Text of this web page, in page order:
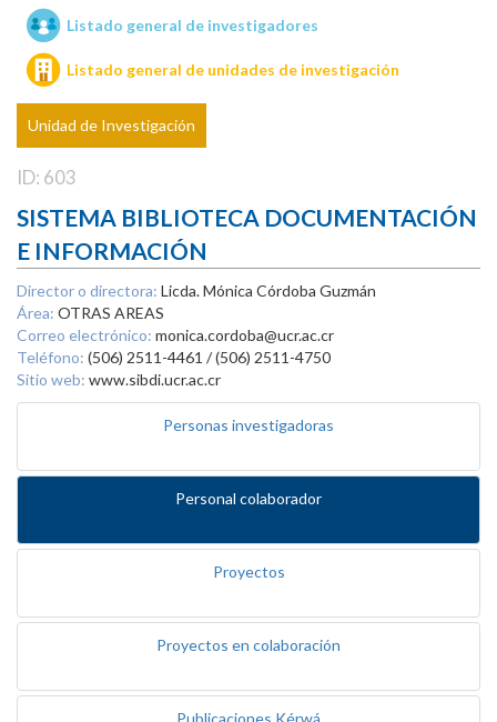
Unidades de investigación
Listado general de investigadores
Listado general de unidades de investigación
Unidad de Investigación
ID: 603
SISTEMA BIBLIOTECA DOCUMENTACIÓN
E INFORMACIÓN
Director o directora: Licda. Mónica Córdoba Guzmán
Área: OTRAS AREAS
Correo electrónico: monica.cordoba@ucr.ac.cr
Teléfono: (506) 2511-4461 / (506) 2511-4750
Sitio web: www.sibdi.ucr.ac.cr
Personas investigadoras
Personal colaborador
Proyectos
Proyectos en colaboración
Publicaciones Kérwá